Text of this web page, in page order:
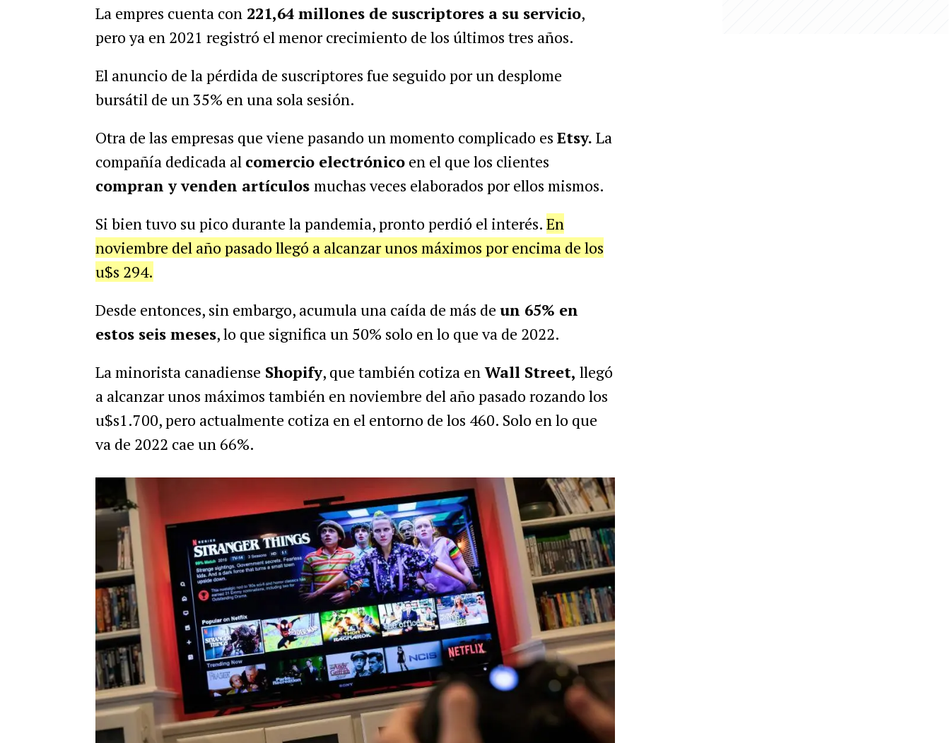
La empres cuenta con221,64 millones de suscriptores a su servicio,
pero ya en 2021 registró el menor crecimiento de los últimos tres años.
El anuncio de la pérdida de suscriptores fue seguido por un desplome
bursátil de un 35% en una sola sesión.
Otra de las empresas que viene pasando un momento complicado es Etsy. La
compañía dedicada al comercio electrónicoen el que los clientes
compran y venden artículos muchas veces elaborados por ellos mismos.
Si bien tuvo su pico durante la pandemia, pronto perdió el interés. En
noviembre del año pasado llegó a alcanzar unos máximos por encima de los
u$s 294.
Desde entonces, sin embargo, acumula una caída de más de un 65% en
estos seis meses, lo que significa un 50% solo en lo que va de 2022.
La minorista canadiense Shopify, que también cotiza enWall Street, llegó
a alcanzar unos máximos también en noviembre del año pasado rozando los
u$s1.700, pero actualmente cotiza en el entorno de los 460. Solo en lo que
va de 2022 cae un 66%.